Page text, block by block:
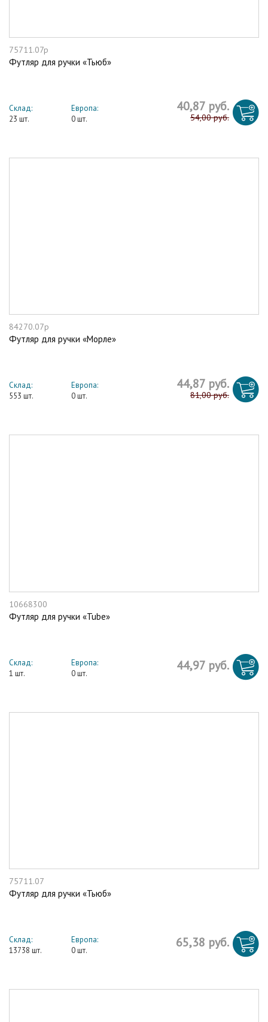
75711.07p
Футляр для ручки «Тьюб»
Склад:
23 шт.
Европа:
0 шт.
40,87 руб.
54,00 руб.
84270.07р
Футляр для ручки «Морле»
Склад:
553 шт.
Европа:
0 шт.
44,87 руб.
81,00 руб.
10668300
Футляр для ручки «Tube»
Склад:
1 шт.
Европа:
0 шт.
44,97 руб.
75711.07
Футляр для ручки «Тьюб»
Склад:
13738 шт.
Европа:
0 шт.
65,38 руб.